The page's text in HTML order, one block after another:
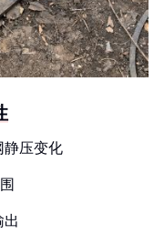
静压变化
出